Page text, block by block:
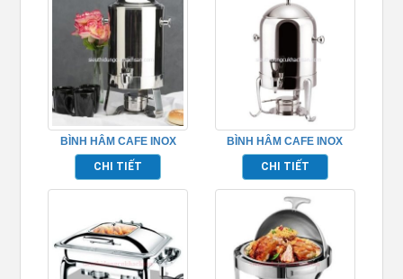
BÌNH HÂM CAFE INOX
TP697060
CHI TIẾT
BÌNH HÂM CAFE INOX
TP697059
CHI TIẾT